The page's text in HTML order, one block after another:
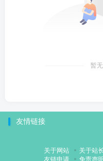
暂
友情链接
关于网站 关于站
友链申请
免责声明